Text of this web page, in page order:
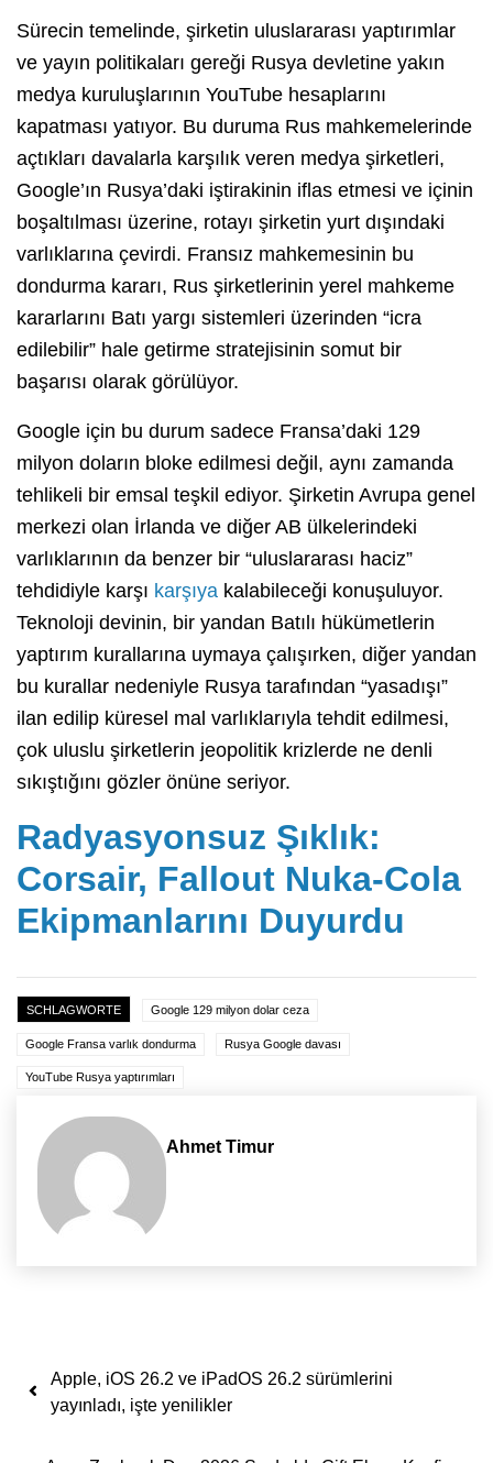
Sürecin temelinde, şirketin uluslararası yaptırımlar
ve yayın politikaları gereği Rusya devletine yakın
medya kuruluşlarının YouTube hesaplarını
kapatması yatıyor. Bu duruma Rus mahkemelerinde
açtıkları davalarla karşılık veren medya şirketleri,
Google’ın Rusya’daki iştirakinin iflas etmesi ve içinin
boşaltılması üzerine, rotayı şirketin yurt dışındaki
varlıklarına çevirdi. Fransız mahkemesinin bu
dondurma kararı, Rus şirketlerinin yerel mahkeme
kararlarını Batı yargı sistemleri üzerinden “icra
edilebilir” hale getirme stratejisinin somut bir
başarısı olarak görülüyor.
Google için bu durum sadece Fransa’daki 129
milyon doların bloke edilmesi değil, aynı zamanda
tehlikeli bir emsal teşkil ediyor. Şirketin Avrupa genel
merkezi olan İrlanda ve diğer AB ülkelerindeki
varlıklarının da benzer bir “uluslararası haciz”
tehdidiyle karşı karşıya kalabileceği konuşuluyor.
Teknoloji devinin, bir yandan Batılı hükümetlerin
yaptırım kurallarına uymaya çalışırken, diğer yandan
bu kurallar nedeniyle Rusya tarafından “yasadışı”
ilan edilip küresel mal varlıklarıyla tehdit edilmesi,
çok uluslu şirketlerin jeopolitik krizlerde ne denli
sıkıştığını gözler önüne seriyor.
Radyasyonsuz Şıklık:
Corsair, Fallout Nuka-Cola
Ekipmanlarını Duyurdu
SCHLAGWORTE Google 129 milyon dolar ceza
Google Fransa varlık dondurma Rusya Google davası
YouTube Rusya yaptırımları
Ahmet Timur
Yazı dolaşımı
Apple, iOS 26.2 ve iPadOS 26.2 sürümlerini
yayınladı, işte yenilikler